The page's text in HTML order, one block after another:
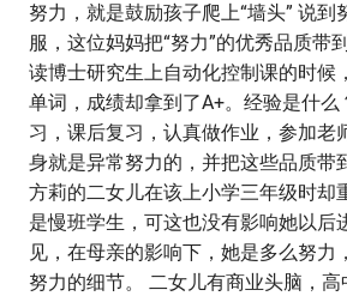
努力，就是鼓励孩子爬上“墙头” 说到
服，这位妈妈把“努力”的优秀品质带
读博士研究生上自动化控制课的时候
单词，成绩却拿到了A+。经验是什么
习，课后复习，认真做作业，参加老
身就是异常努力的，并把这些品质带
方莉的二女儿在该上小学三年级时却
是慢班学生，可这也没有影响她以后
见，在母亲的影响下，她是多么努力
努力的细节。 二女儿有商业头脑，